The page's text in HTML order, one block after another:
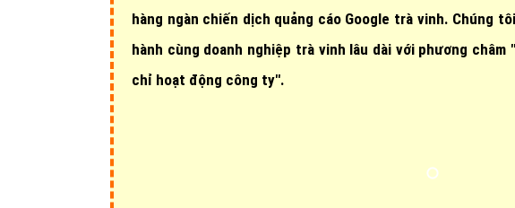
hàng ngàn chiến dịch quảng cáo Google trà vinh. Chúng
hành cùng doanh nghiệp trà vinh lâu dài với phương châm
chỉ hoạt động công ty".